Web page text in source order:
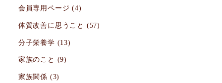
会員専用ページ (4)
体質改善に思うこと (57)
分子栄養学 (13)
家族のこと (9)
家族関係 (3)